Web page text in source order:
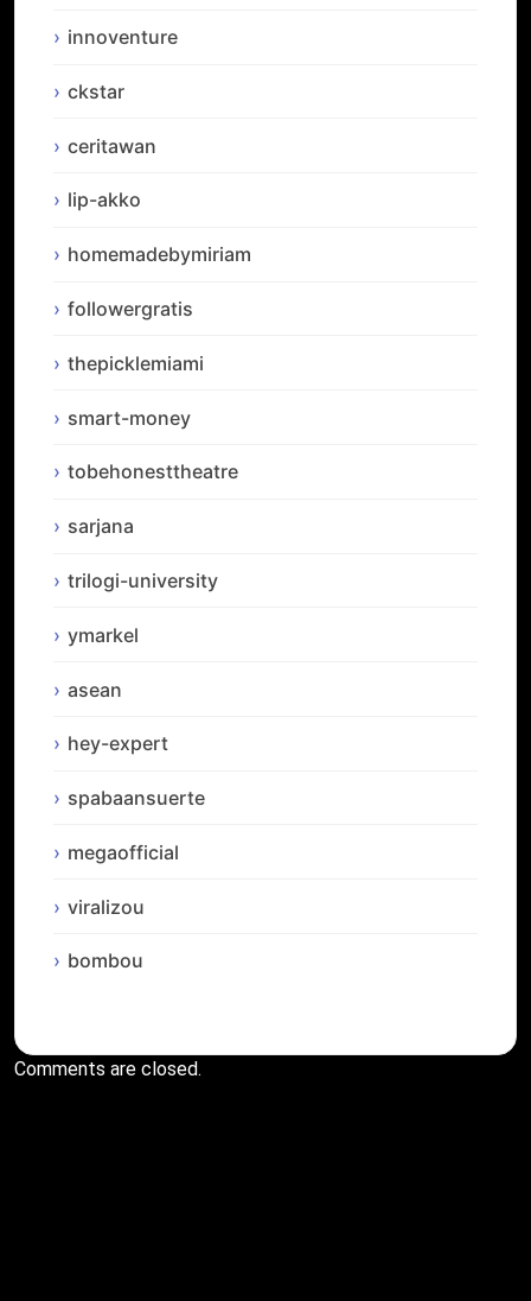
innoventure
ckstar
ceritawan
lip-akko
homemadebymiriam
followergratis
thepicklemiami
smart-money
tobehonesttheatre
sarjana
trilogi-university
ymarkel
asean
hey-expert
spabaansuerte
megaofficial
viralizou
bombou
Comments are closed.